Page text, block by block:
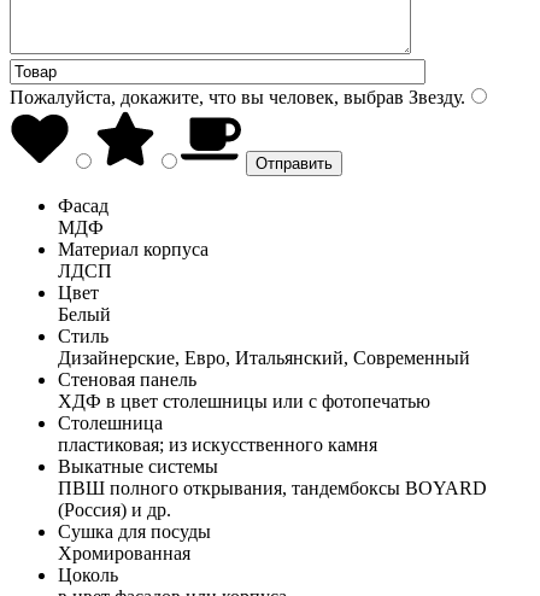
Пожалуйста, докажите, что вы человек, выбрав Звезду.
Фасад
МДФ
Материал корпуса
ЛДСП
Цвет
Белый
Стиль
Дизайнерские, Евро, Итальянский, Современный
Стеновая панель
ХДФ в цвет столешницы или с фотопечатью
Столешница
пластиковая; из искусственного камня
Выкатные системы
ПВШ полного открывания, тандембоксы BOYARD
(Россия) и др.
Сушка для посуды
Хромированная
Цоколь